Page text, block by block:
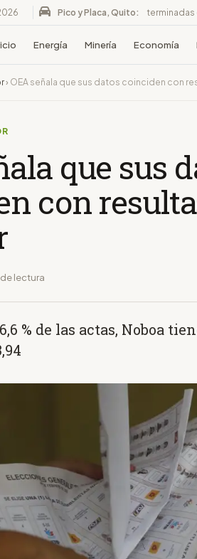
Pico y Placa, Quito: terminadas
Energía Minería Economía
› OEA señala que sus datos coinciden con
que sus
con
lectura
% de las actas, Noboa